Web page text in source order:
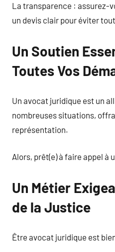
La transparence : assurez-
un devis clair pour éviter
Un Soutien
Toutes Vos
Un avocat juridique est un
nombreuses situations,
représentation.
Alors, prêt(e) à faire appel à
Un Métier
de la Justice
Être avocat juridique est